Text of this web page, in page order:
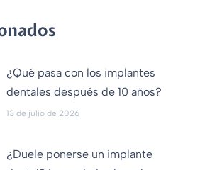
¿Qué pasa con los implantes
dentales después de 10 años?
13 de julio de 2026
¿Duele ponerse un implante